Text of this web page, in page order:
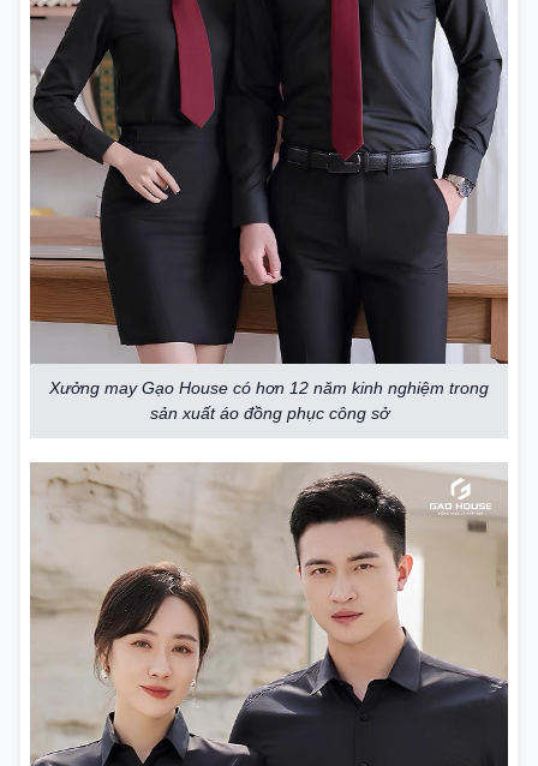
Xưởng may Gạo House có hơn 12 năm kinh nghiệm trong
sản xuất áo đồng phục công sở